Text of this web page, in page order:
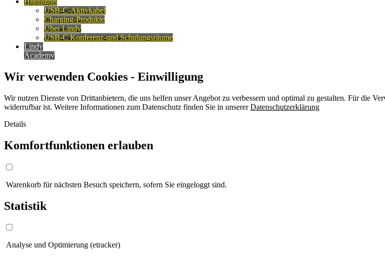
USB-C-Aktivkabel
Charging-Produkte
Über Lindy
USB-C Konferenz-und Schulungsräume
Lindy
Academy
Wir verwenden Cookies - Einwilligung
Wir nutzen Dienste von Drittanbietern, die uns helfen unser Angebot zu verbessern und optimal zu gestalten. Für die
widerrufbar ist. Weitere Informationen zum Datenschutz finden Sie in unsererDatenschutzerklärung
Details
Komfortfunktionen erlauben
Warenkorb für nächsten Besuch speichern, sofern Sie eingeloggt sind.
Statistik
Analyse und Optimierung (etracker)